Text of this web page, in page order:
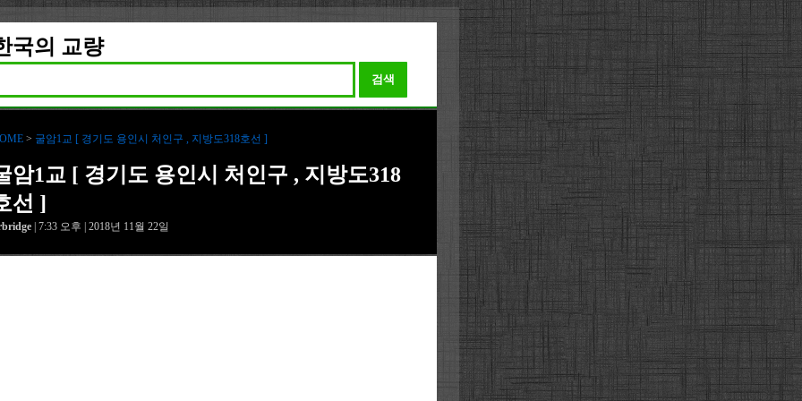
국의 교량
검색
> 굴암1교 [ 경기도 용인시 처인구 , 지방도318호선 ]
암1교 [ 경기도 용인시 처인구 , 지방도318
선 ]
| 7:33 오후 | 2018년 11월 22일